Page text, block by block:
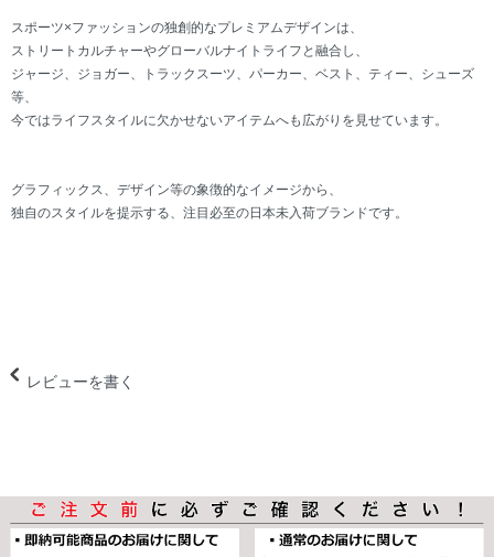
スポーツ×ファッションの独創的なプレミアムデザインは、
ストリートカルチャーやグローバルナイトライフと融合し、
ジャージ、ジョガー、トラックスーツ、パーカー、ベスト、ティー、シューズ
等、
今ではライフスタイルに欠かせないアイテムへも広がりを見せています。
グラフィックス、デザイン等の象徴的なイメージから、
独自のスタイルを提示する、注目必至の日本未入荷ブランドです。
レビューを書く